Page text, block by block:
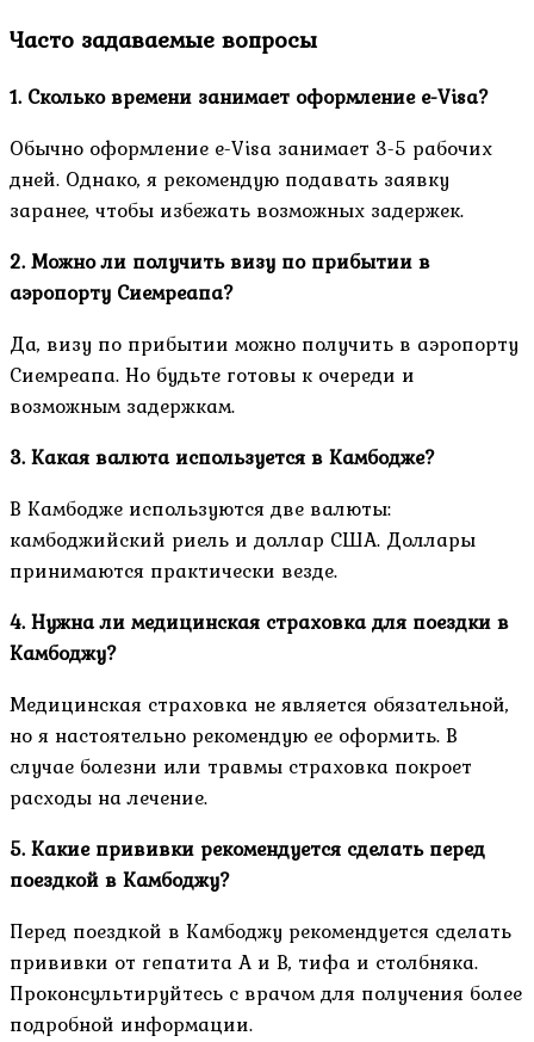
Часто задаваемые вопросы
1. Сколько времени занимает оформление e-Visa?
Обычно оформление e-Visa занимает 3-5 рабочих
дней. Однако, я рекомендую подавать заявку
заранее, чтобы избежать возможных задержек.
2. Можно ли получить визу по прибытии в
аэропорту Сиемреапа?
Да, визу по прибытии можно получить в аэропорту
Сиемреапа. Но будьте готовы к очереди и
возможным задержкам.
3. Какая валюта используется в Камбодже?
В Камбодже используются две валюты:
камбоджийский риель и доллар США. Доллары
принимаются практически везде.
4. Нужна ли медицинская страховка для поездки в
Камбоджу?
Медицинская страховка не является обязательной,
но я настоятельно рекомендую ее оформить. В
случае болезни или травмы страховка покроет
расходы на лечение.
5. Какие прививки рекомендуется сделать перед
поездкой в Камбоджу?
Перед поездкой в Камбоджу рекомендуется сделать
прививки от гепатита A и B, тифа и столбняка.
Проконсультируйтесь с врачом для получения более
подробной информации.